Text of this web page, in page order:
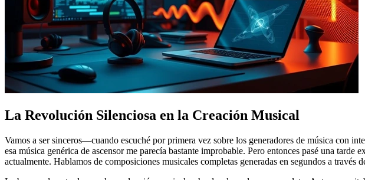
La Revolución Silenciosa en la Creación Musical
Vamos a ser sinceros—cuando escuché por primera vez sobre los generadores de música con
esa música genérica de ascensor me parecía bastante improbable. Pero entonces pasé una
actualmente. Hablamos de composiciones musicales completas generadas en segundos a